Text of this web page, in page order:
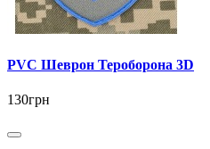
PVC Шеврон Тероборона 3D
130грн